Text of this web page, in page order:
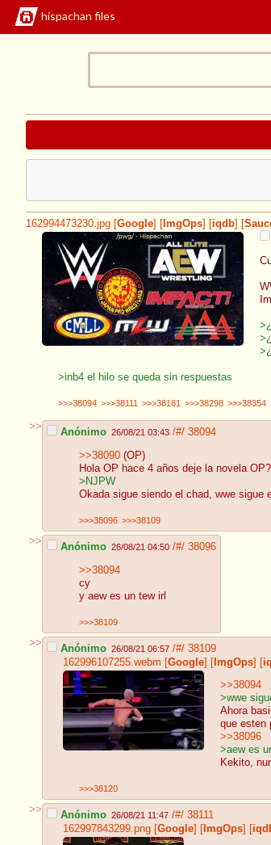
hispachan files
162994473230.jpg Google ImgOps iqdb
>inb4 el hilo se queda sin respuestas
>>>38094 >>>38111 >>>38181 >>>38298 >>>38354
>> Anónimo 26/08/21 03:43 /#/ 38094
>>38090 (OP)
Hola OP hace 4 años deje la novela OP?
>NJPW
Okada sigue siendo el chad, wwe sigue
>>>38096 >>>38109
>> Anónimo 26/08/21 04:50 /#/ 38096
>>38094
cy
y aew es un tew irl
>>>38109
>> Anónimo 26/08/21 06:57 /#/ 38109
162996107255.webm [Google] [ ImgOps] [
>>38094
>wwe
Ahora
que esten
>>38096
>aew es
Kekito,
>>>38120
>> Anónimo 26/08/21 11:47 /#/ 38111
162997843299.png [Google] [ ImgOps] [